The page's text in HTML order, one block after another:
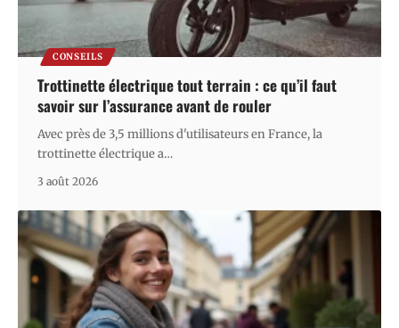
CONSEILS
Trottinette électrique tout terrain : ce qu’il faut
savoir sur l’assurance avant de rouler
Avec près de 3,5 millions d'utilisateurs en France, la
trottinette électrique a…
3 août 2026